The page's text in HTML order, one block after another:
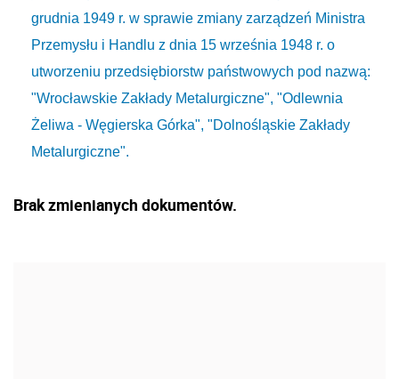
grudnia 1949 r. w sprawie zmiany zarządzeń Ministra
Przemysłu i Handlu z dnia 15 września 1948 r. o
utworzeniu przedsiębiorstw państwowych pod nazwą:
"Wrocławskie Zakłady Metalurgiczne", "Odlewnia
Żeliwa - Węgierska Górka", "Dolnośląskie Zakłady
Metalurgiczne".
Brak zmienianych dokumentów.